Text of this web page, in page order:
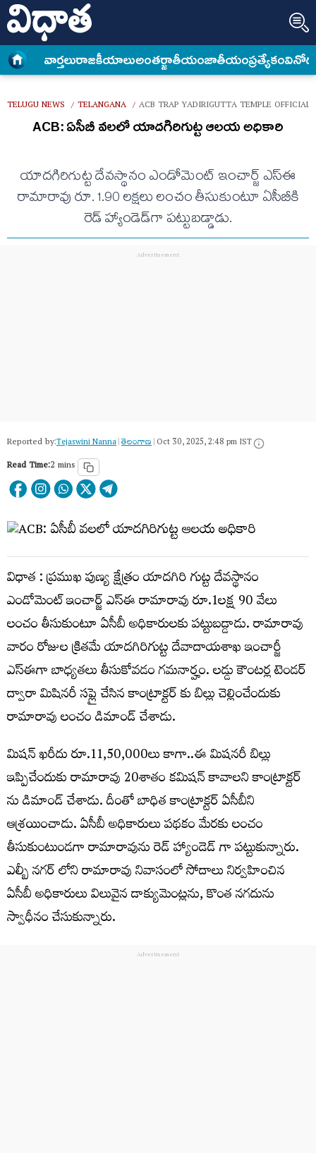
వార్త‌లురాజకీయాలుఅంత‌ర్జాతీయంజాతీయంప్రత్యేకం
TELUGU NEWS / TELANGANA / ACB TRAP YADIRIGUTTA TEMPLE
ACB: ఏసీబీ వలలో యాదగిరిగుట్ట ఆలయ అధికారి
యాదగిరిగుట్ట దేవస్థానం ఎండోమెంట్ ఇంచార్జ్ ఎస్ఈ
రామారావు రూ. 1.90 లక్షలు లంచం తీసుకుంటూ ఏసీబీకి
రెడ్ హ్యాండెడ్‌గా పట్టుబడ్డాడు.
Reported by:Tejaswini Nanna|తెలంగాణ‌|Oct 30, 2025, 2:48 pm IST
Read Time:2 mins
విధాత : ప్రముఖ పుణ్య క్షేత్రం యాదగిరి గుట్ట దేవస్థానం
ఎండోమెంట్ ఇంచార్జ్ ఎస్ఈ రామారావు రూ.1లక్ష 90 వేలు
లంచం తీసుకుంటూ ఏసీబీ అధికారులకు పట్టుబడ్డాడు. రామారావు
వారం రోజుల క్రితమే యాదగిరిగుట్ట దేవాదాయశాఖ ఇంచార్జీ
ఎస్ఈగా బాధ్యతలు తీసుకోవడం గమనార్హం. లడ్డు కౌంటర్ల టెండర్
ద్వారా మిషినరీ సప్లై చేసిన కాంట్రాక్టర్ కు బిల్లు చెల్లించేందుకు
రామారావు లంచం డిమాండ్ చేశాడు.
మిషన్ ఖరీదు రూ.11,50,000లు కాగా..ఈ మిషనరీ బిల్లు
ఇప్పిచేందుకు రామారావు 20శాతం కమిషన్ కావాలని కాంట్రాక్టర్
ను డిమాండ్ చేశాడు. దీంతో బాధిత కాంట్రాక్టర్ ఏసీబీని
ఆశ్రయించాడు. ఏసీబీ అధికారులు పథకం మేరకు లంచం
తీసుకుంటుండగా రామారావును రెడ్ హ్యాండెడ్ గా పట్టుకున్నారు.
ఎల్బీ నగర్ లోని రామారావు నివాసంలో సోదాలు నిర్వహించిన
ఏసీబీ అధికారులు విలువైన డాక్యుమెంట్లను, కొంత నగదును
స్వాధీనం చేసుకున్నారు.